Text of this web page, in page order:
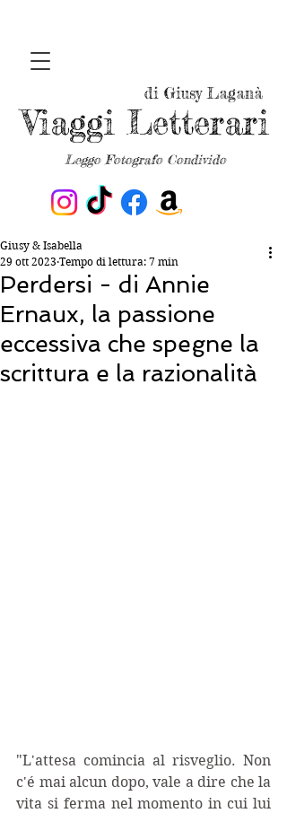
Leggo Fotografo Condivido
Viaggi Letterari
di Giusy Laganà
Perdersi - di Annie
Ernaux, la passione
eccessiva che spegne la
scrittura e la razionalità
Giusy & Isabella
29 ott 2023 Tempo di lettura: 7 min
"L'attesa comincia al risveglio. Non
c'é mai alcun dopo, vale a dire che la
vita si ferma nel momento in cui lui